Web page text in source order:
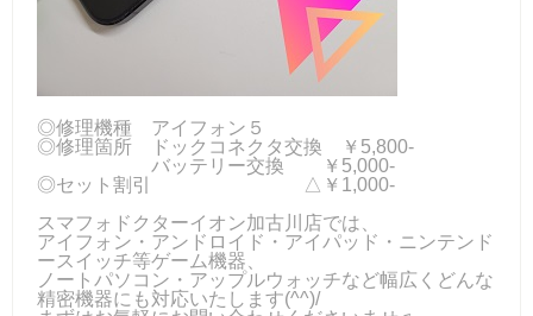
◎修理機種 アイフォン５
◎修理箇所 ドックコネクタ交換 ￥5,800-
バッテリー交換 ￥5,000-
◎セット割引 △￥1,000-
スマフォドクターイオン加古川店では、
アイフォン・アンドロイド・アイパッド・ニンテンド
ースイッチ等ゲーム機器、
ノートパソコン・アップルウォッチなど幅広くどんな
精密機器にも対応いたします(^^)/